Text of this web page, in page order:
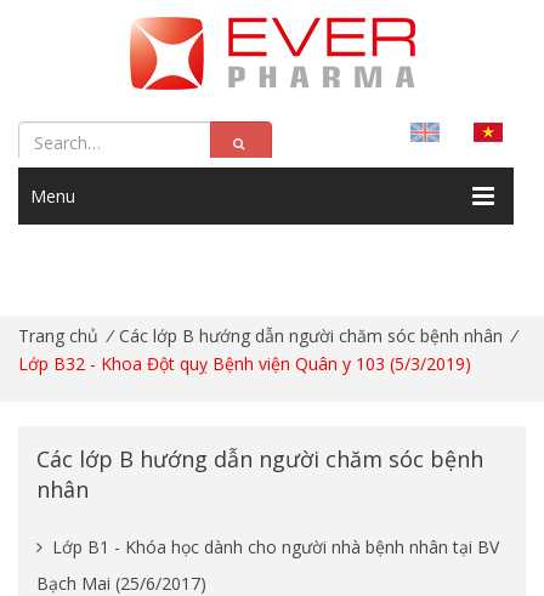
Menu
Trang chủ / Các lớp B hướng dẫn người chăm sóc bệnh nhân /
Lớp B32 - Khoa Đột quỵ Bệnh viện Quân y 103 (5/3/2019)
Các lớp B hướng dẫn người chăm sóc bệnh
nhân
Lớp B1 - Khóa học dành cho người nhà bệnh nhân tại BV
Bạch Mai (25/6/2017)